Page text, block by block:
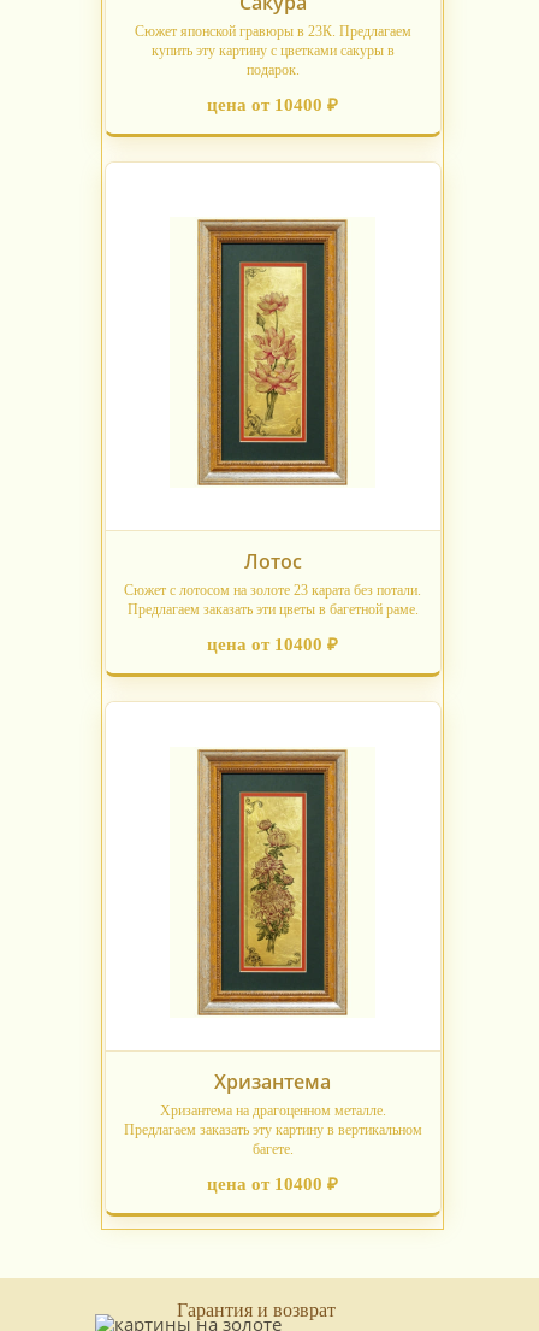
Сюжет японской гравюры в 23К. Предлагаем
купить эту картину с цветками сакуры в
подарок.
цена от 10400 ₽
Лотос
Сюжет с лотосом на золоте 23 карата без потали.
Предлагаем заказать эти цветы в багетной раме.
цена от 10400 ₽
Хризантема
Хризантема на драгоценном металле.
Предлагаем заказать эту картину в вертикальном
багете.
цена от 10400 ₽
Гарантия и возврат